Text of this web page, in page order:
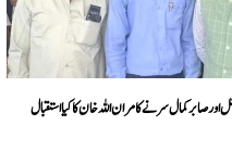
اور صابر کمال سر نے کامران اللہ خان کا کیا استقبال